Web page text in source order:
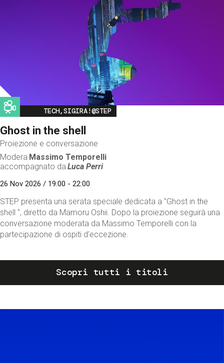
Image
TECH,SIGIRA!@STEP
Ghost in the shell
Proiezione e conversazione
Modera Massimo Temporelli
accompagnato da Luca Perri
26 Nov 2026 / 19:00 - 22:00
STEP presenta una serata speciale dedicata a "Ghost in the
shell ", diretto da Mamoru Oshii. Dopo la proiezione seguirà una
conversazione moderata da Massimo Temporelli con la
partecipazione di ospiti d'eccezione.
Scopri tutti i titoli